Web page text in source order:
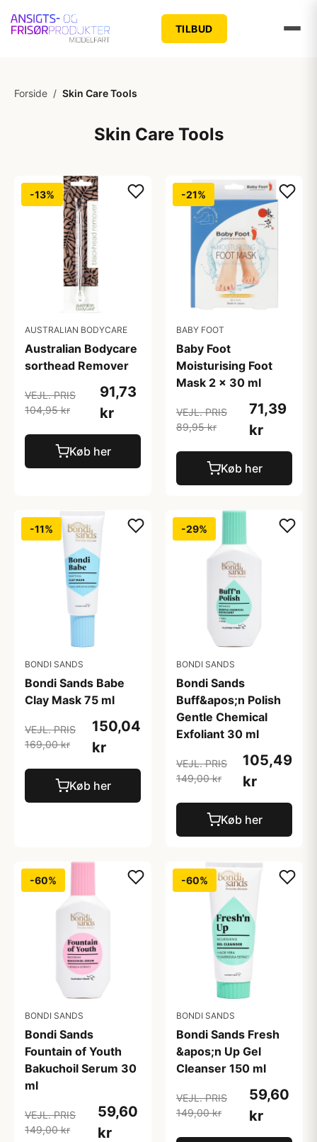
TILBUD
Forside / Skin Care Tools
Skin Care Tools
-13%
AUSTRALIAN BODYCARE
Australian Bodycare
sorthead Remover
VEJL. PRIS
104,95 kr
91,73
kr
Køb her
-21%
BABY FOOT
Baby Foot
Moisturising Foot
Mask 2 x 30 ml
VEJL. PRIS
89,95 kr
71,39
kr
Køb her
-11%
BONDI SANDS
Bondi Sands Babe
Clay Mask 75 ml
VEJL. PRIS
169,00 kr
150,04
kr
Køb her
-29%
BONDI SANDS
Bondi Sands
Buff&apos;n Polish
Gentle Chemical
Exfoliant 30 ml
VEJL. PRIS
149,00 kr
105,49
kr
Køb her
-60%
BONDI SANDS
Bondi Sands
Fountain of Youth
Bakuchoil Serum 30
ml
VEJL. PRIS
149,00 kr
59,60
kr
-60%
BONDI SANDS
Bondi Sands Fresh
&apos;n Up Gel
Cleanser 150 ml
VEJL. PRIS
149,00 kr
59,60
kr